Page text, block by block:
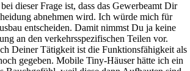
dieser Frage ist, dass das Gewerbeamt Dir
abnehmen wird. Ich würde mich für
entscheiden. Damit nimmst Du ja keine
an den verkehrsspezifischen Teilen vor.
Deiner Tätigkeit ist die Funktionsfähigkeit als
gegeben. Mobile Tiny-Häuser hätte ich ein